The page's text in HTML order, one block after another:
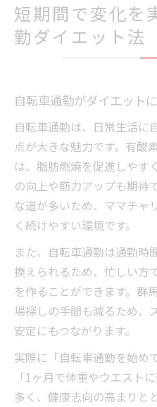
短期間で変化を
勤ダイエット法
自転車通勤がダイエット
自転車通勤は、日常生活に
点が大きな魅力です。有酸
は、脂肪燃焼を促進しやす
の向上や筋力アップも期待
な道が多いため、ママチャ
く続けやすい環境です。
また、自転車通勤は通勤時
換えられるため、忙しい方
を作ることができます。群
場探しの手間も減るため、
安定にもつながります。
実際に「自転車通勤を始め
「1ヶ月で体重やウエスト
多く、健康志向の高まりと